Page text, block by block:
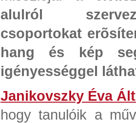
alulról
csoportokat
hang és kép
igényességgel
Janikovszky Éva
hogy tanulóik a